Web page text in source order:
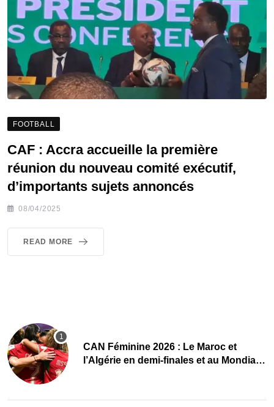
FOOTBALL
CAF : Accra accueille la première
réunion du nouveau comité exécutif,
d’importants sujets annoncés
08/04/2025
READ MORE
CAN Féminine 2026 : Le Maroc et
l’Algérie en demi-finales et au Mondial